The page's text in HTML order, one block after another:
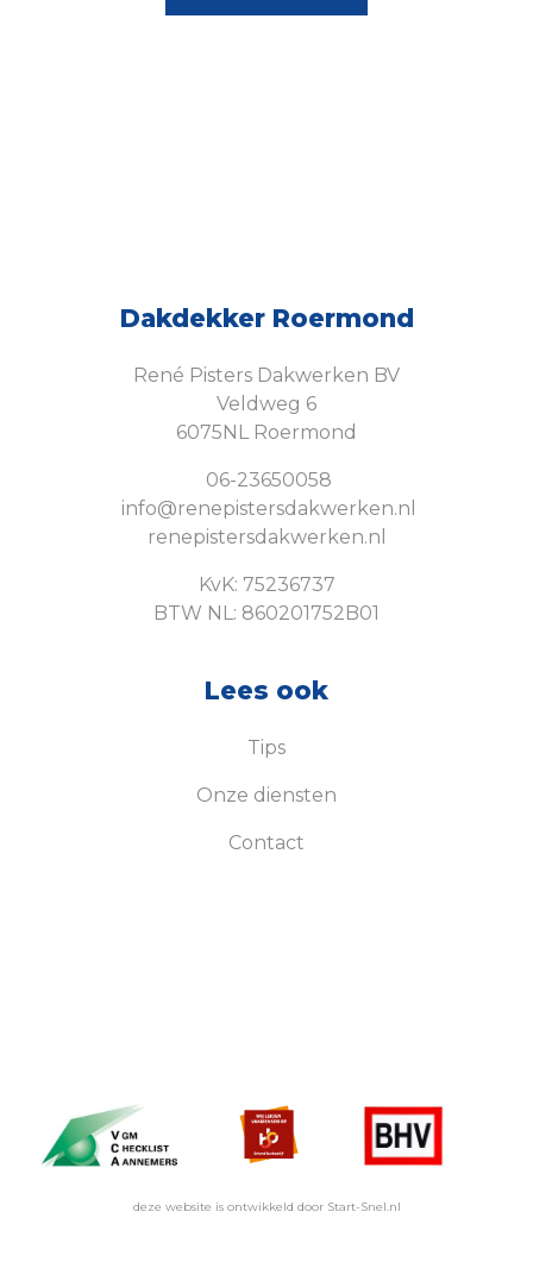
Dakdekker Roermond
René Pisters Dakwerken BV
Veldweg 6
6075NL Roermond
06-23650058
info@renepistersdakwerken.nl
renepistersdakwerken.nl
KvK: 75236737
BTW NL: 860201752B01
Lees ook
Tips
Onze diensten
Contact
deze website is ontwikkeld door Start-Snel.nl